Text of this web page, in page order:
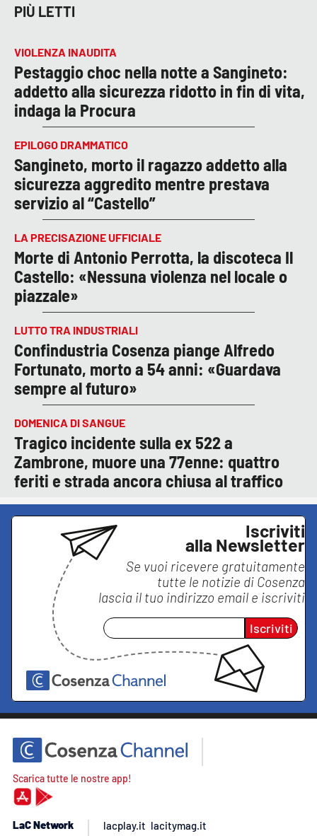
PIÙ LETTI
VIOLENZA INAUDITA
Pestaggio choc nella notte a Sangineto:
addetto alla sicurezza ridotto in fin di vita,
indaga la Procura
EPILOGO DRAMMATICO
Sangineto, morto il ragazzo addetto alla
sicurezza aggredito mentre prestava
servizio al “Castello”
LA PRECISAZIONE UFFICIALE
Morte di Antonio Perrotta, la discoteca Il
Castello: «Nessuna violenza nel locale o
piazzale»
LUTTO TRA INDUSTRIALI
Confindustria Cosenza piange Alfredo
Fortunato, morto a 54 anni: «Guardava
sempre al futuro»
DOMENICA DI SANGUE
Tragico incidente sulla ex 522 a
Zambrone, muore una 77enne: quattro
feriti e strada ancora chiusa al traffico
Iscriviti
alla Newsletter
Se vuoi ricevere gratuitamente
tutte le notizie di Cosenza
lascia il tuo indirizzo email e iscriviti
Iscriviti
Scarica tutte le nostre app!
LaC Network
lacplay.it lacitymag.it